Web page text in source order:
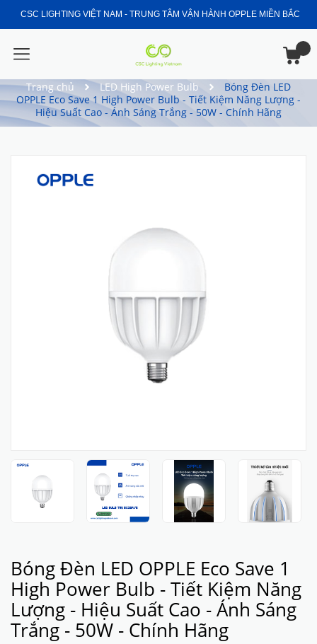
CSC LIGHTING VIỆT NAM - TRUNG TÂM VẬN HÀNH OPPLE MIỀN BẮC
Trang chủ LED High Power Bulb
Bóng Đèn LED
OPPLE Eco Save 1 High Power Bulb - Tiết Kiệm Năng Lượng -
Hiệu Suất Cao - Ánh Sáng Trắng - 50W - Chính Hãng
Bóng Đèn LED OPPLE Eco Save 1
High Power Bulb - Tiết Kiệm Năng
Lượng - Hiệu Suất Cao - Ánh Sáng
Trắng - 50W - Chính Hãng